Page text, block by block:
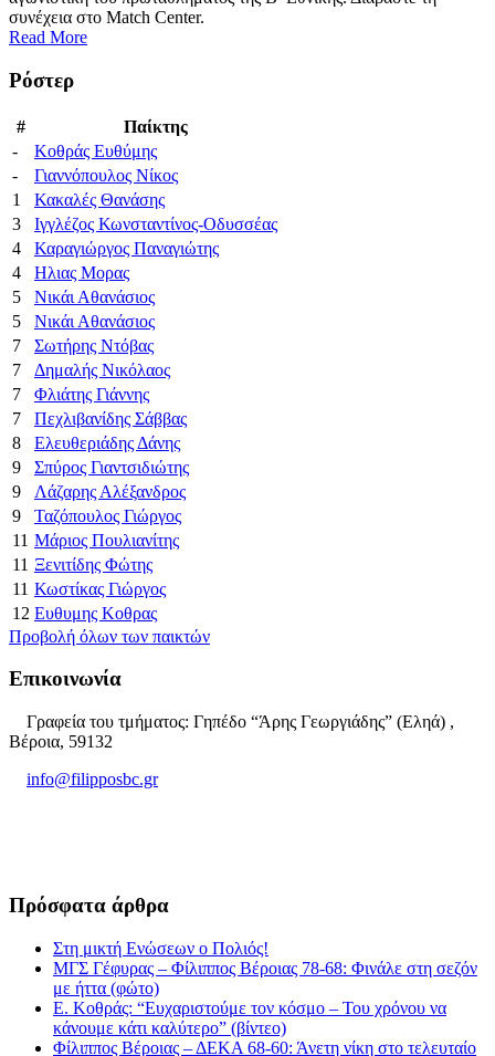
συνέχεια στο Match Center.
Read More
Ρόστερ
#
Παίκτης
-
Κοθράς Ευθύμης
-
Γιαννόπουλος Νίκος
1
Κακαλές Θανάσης
3
Ιγγλέζος Κωνσταντίνος-Οδυσσέας
4
Καραγιώργος Παναγιώτης
4
Ηλιας Μορας
5
Νικάι Αθανάσιος
5
Νικάι Αθανάσιος
7
Σωτήρης Ντόβας
7
Δημαλής Νικόλαος
7
Φλιάτης Γιάννης
7
Πεχλιβανίδης Σάββας
8
Ελευθεριάδης Δάνης
9
Σπύρος Γιαντσιδιώτης
9
Λάζαρης Αλέξανδρος
9
Ταζόπουλος Γιώργος
11 Μάριος Πουλιανίτης
11 Ξενιτίδης Φώτης
11 Κωστίκας Γιώργος
12 Ευθυμης Κοθρας
Προβολή όλων των παικτών
Επικοινωνία
Γραφεία του τμήματος: Γηπέδο “Άρης Γεωργιάδης” (Εληά) ,
Βέροια, 59132
info@filipposbc.gr
Πρόσφατα άρθρα
Στη μικτή Ενώσεων ο Πολιός!
ΜΓΣ Γέφυρας – Φίλιππος Βέροιας 78-68: Φινάλε στη σεζόν
με ήττα (φώτο)
Ε. Κοθράς: “Ευχαριστούμε τον κόσμο – Του χρόνου να
κάνουμε κάτι καλύτερο” (βίντεο)
Φίλιππος Βέροιας – ΔΕΚΑ 68-60: Άνετη νίκη στο τελευταίο